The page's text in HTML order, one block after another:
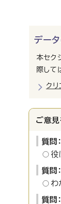
デー
本セク
際して
クリ
ご意
質問
役
質問
わ
質問